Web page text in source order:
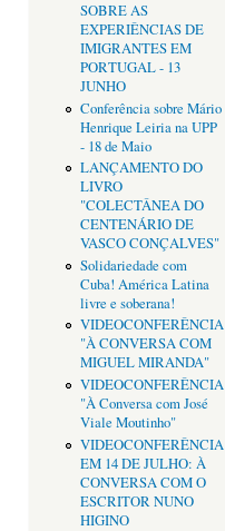
SOBRE AS
EXPERIÊNCIAS DE
IMIGRANTES EM
PORTUGAL - 13
JUNHO
Conferência sobre Mário
Henrique Leiria na UPP
- 18 de Maio
LANÇAMENTO DO
LIVRO
"COLECTÂNEA DO
CENTENÁRIO DE
VASCO CONÇALVES"
Solidariedade com
Cuba! América Latina
livre e soberana!
VIDEOCONFERÊNCIA
"À CONVERSA COM
MIGUEL MIRANDA"
VIDEOCONFERÊNCIA
"À Conversa com José
Viale Moutinho"
VIDEOCONFERÊNCIA
EM 14 DE JULHO: À
CONVERSA COM O
ESCRITOR NUNO
HIGINO